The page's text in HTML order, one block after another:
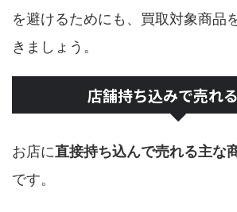
を避けるためにも、買取対象商品
きましょう。
店舗持ち込みで売れ
お店に直接持ち込んで売れる主な
です。